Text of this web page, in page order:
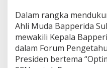
P
m
b
a
n
Dalam rangka
Ahli Muda Bapperida
mewakili Kepala
dalam Forum
Presiden bertema